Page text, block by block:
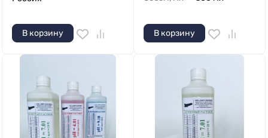
В корзину В корзину